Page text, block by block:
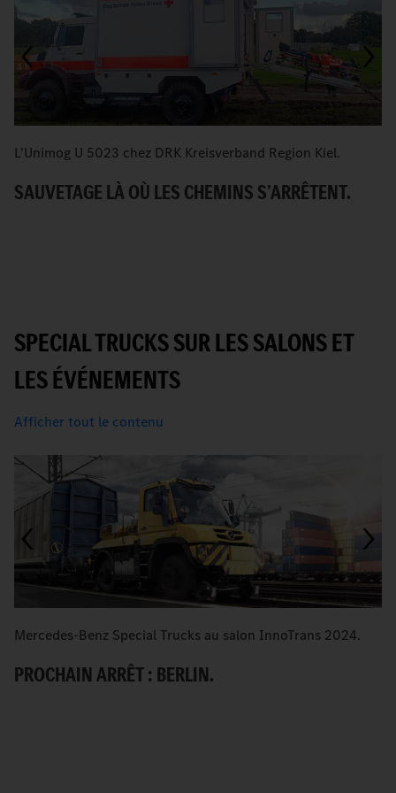
L’Unimog U 5023 chez DRK Kreisverband Region Kiel.
SAUVETAGE LÀ OÙ LES CHEMINS S’ARRÊTENT.
SPECIAL TRUCKS SUR LES SALONS ET
LES ÉVÉNEMENTS
Afficher tout le contenu
Mercedes-Benz Special Trucks au salon InnoTrans 2024.
PROCHAIN ARRÊT : BERLIN.